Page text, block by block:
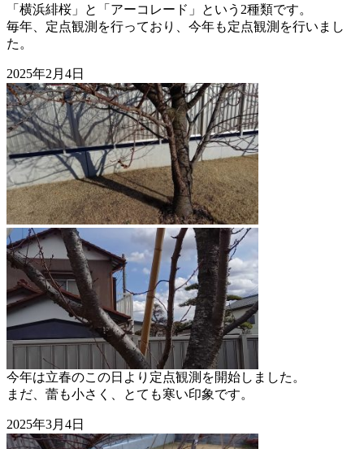
「横浜緋桜」と「アーコレード」という2種類です。
毎年、定点観測を行っており、今年も定点観測を行いまし
た。
2025年2月4日
今年は立春のこの日より定点観測を開始しました。
まだ、蕾も小さく、とても寒い印象です。
2025年3月4日